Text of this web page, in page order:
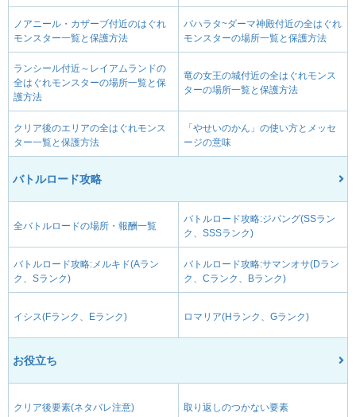
ノアニール・カザーブ付近のはぐれ
モンスター一覧と保護方法
バハラタ~ダーマ神殿付近の全はぐれ
モンスターの場所一覧と保護方法
ランシール付近～レイアムランドの
全はぐれモンスターの場所一覧と保
護方法
竜の女王の城付近の全はぐれモンス
ターの場所一覧と保護方法
クリア後のエリアの全はぐれモンス
ター一覧と保護方法
「やせいのかん」の使い方とメッセ
ージの意味
バトルロード攻略
全バトルロードの場所・報酬一覧
バトルロード攻略:ジパング(SSラン
ク、SSSランク)
バトルロード攻略:メルキド(Aラン
ク、Sランク)
バトルロード攻略:サマンオサ(Dラン
ク、Cランク、Bランク)
イシス(Fランク、Eランク) ロマリア(Hランク、Gランク)
お役立ち
クリア後要素(ネタバレ注意) 取り返しのつかない要素